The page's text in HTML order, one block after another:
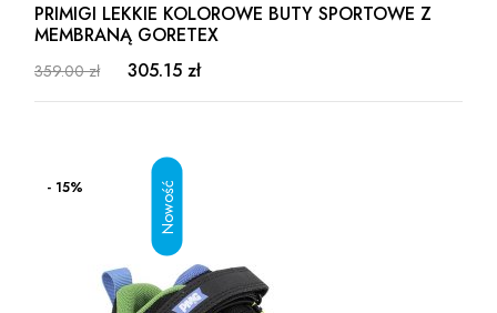
PRIMIGI LEKKIE KOLOROWE BUTY SPORTOWE Z
MEMBRANĄ GORETEX
359.00 zł 305.15 zł
- 15%